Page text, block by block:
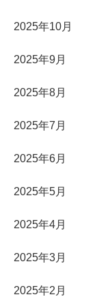
2025年10月
2025年9月
2025年8月
2025年7月
2025年6月
2025年5月
2025年4月
2025年3月
2025年2月